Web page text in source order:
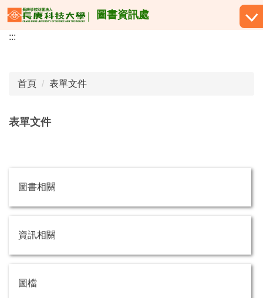
跳
到
主
圖書資訊處
:::
首頁 表單文件
表單文件
圖書相關
資訊相關
圖檔